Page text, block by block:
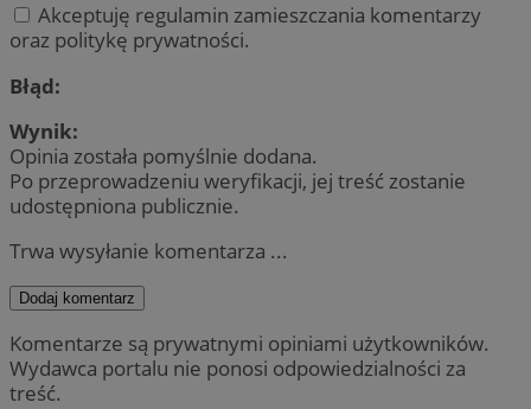
Akceptuję regulamin zamieszczania komentarzy
oraz politykę prywatności.
Błąd:
Wynik:
Opinia została pomyślnie dodana.
Po przeprowadzeniu weryfikacji, jej treść zostanie
udostępniona publicznie.
Trwa wysyłanie komentarza ...
Dodaj komentarz
Komentarze są prywatnymi opiniami użytkowników.
Wydawca portalu nie ponosi odpowiedzialności za
treść.